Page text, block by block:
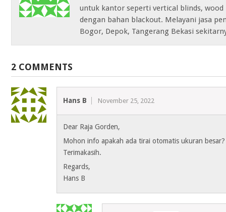
untuk kantor seperti vertical blinds,
dengan bahan blackout. Melayani jasa
Bogor, Depok, Tangerang Bekasi
2 COMMENTS
Hans B November 25, 2022
Dear Raja Gorden,
Mohon info apakah ada tirai otomatis ukuran
Terimakasih.
Regards,
Hans B